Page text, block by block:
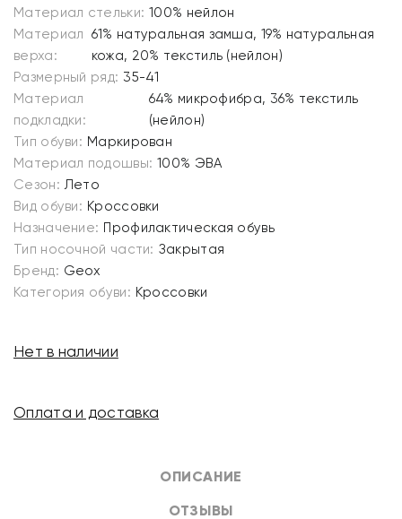
ОПИСАНИЕ
ОТЗЫВЫ
Материал стельки: 100% нейлон
Материал
верха:
61% натуральная замша, 19% натуральная
кожа, 20% текстиль (нейлон)
Размерный ряд: 35-41
Материал
подкладки:
64% микрофибра, 36% текстиль
(нейлон)
Тип обуви: Маркирован
Материал подошвы: 100% ЭВА
Сезон: Лето
Вид обуви: Кроссовки
Назначение: Профилактическая обувь
Тип носочной части: Закрытая
Бренд: Geox
Категория обуви: Кроссовки
Нет в наличии
Оплата и доставка